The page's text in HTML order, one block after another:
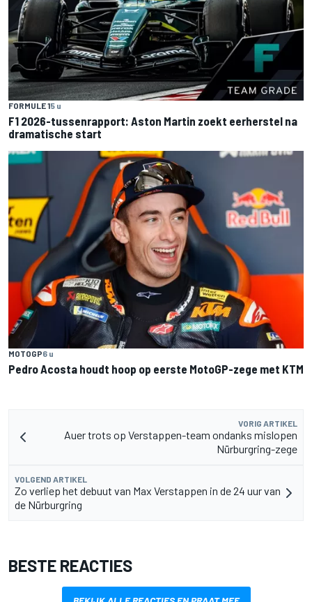
FORMULE 15 u
F1 2026-tussenrapport: Aston Martin zoekt eerherstel na
dramatische start
MOTOGP6 u
Pedro Acosta houdt hoop op eerste MotoGP-zege met KTM
VORIG ARTIKEL
Auer trots op Verstappen-team ondanks mislopen
Nürburgring-zege
VOLGEND ARTIKEL
Zo verliep het debuut van Max Verstappen in de 24 uur van
de Nürburgring
BESTE REACTIES